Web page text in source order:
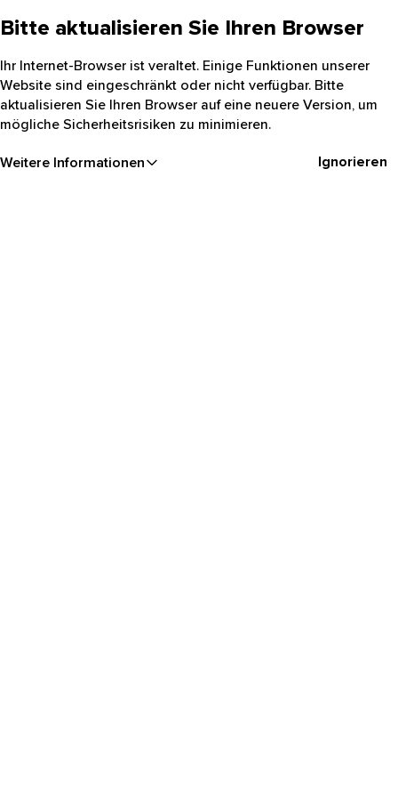
Bitte aktualisieren Sie Ihren Browser
Ihr Internet-Browser ist veraltet. Einige Funktionen unserer
Website sind eingeschränkt oder nicht verfügbar. Bitte
aktualisieren Sie Ihren Browser auf eine neuere Version, um
mögliche Sicherheitsrisiken zu minimieren.
Weitere Informationen Ignorieren